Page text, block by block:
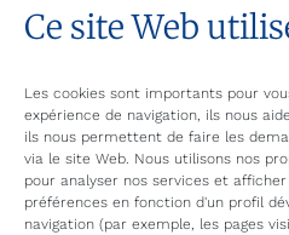
Ce site Web
Les cookies sont importants pour
expérience de navigation, ils nous
ils nous permettent de faire les
via le site Web. Nous utilisons nos
pour analyser nos services et
préférences en fonction d'un profil
navigation (par exemple, les pages